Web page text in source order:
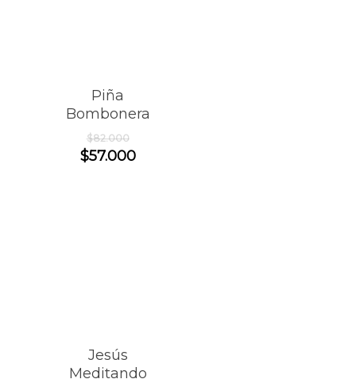
Piña
Bombonera
$82.000El
precio
$57.000El
Jesús
Meditando